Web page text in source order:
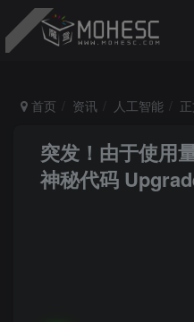
首页 资讯 人工智能
突发！由于使用
神秘代码